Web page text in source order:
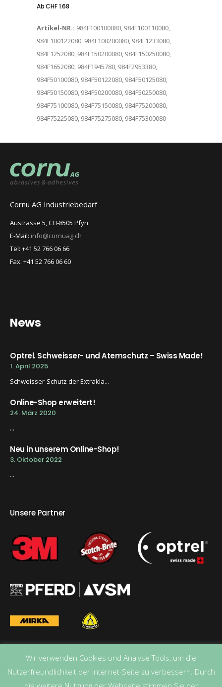
AbCHF1.68
Artikel-NR.: 984F100100080, 984F100110080,
984F100122080, 984F100200080, 984F1233080,
984F1252080, 984F150200080, 984F150250080,
984F1652080, 984F1945780, 984F2953380,
984F50100080, 984F50122080, 984F50125080,
984F50150080, 984F50200080, 984F50250080,
984F75100080, 984F75150080, 984F75200080,
984F75225080, 984F75275080, 984F75300080
Cornu AG Industriebedarf
Austrasse 5, CH-8505 Pfyn
E-Mail: info@cornuag.ch
Tel: +41 52 766 06 66
Fax: +41 52 766 06 60
News
Optrel. Schweisser- und Atemschutz – Swiss Made!
1. April 2025
Schweisser-Schutz der Extrakla...
Online-Shop erweitert!
24. März 2020
...
Neu in unserem Online-Shop!
3. Oktober 2022
...
Unsere Partner
Wir verwenden Cookies und Analyse Tools, um die
Nutzerfreundlichkeit der Internet-Seite zu verbessern. Durch